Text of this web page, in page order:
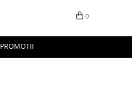
0
PROMOTII